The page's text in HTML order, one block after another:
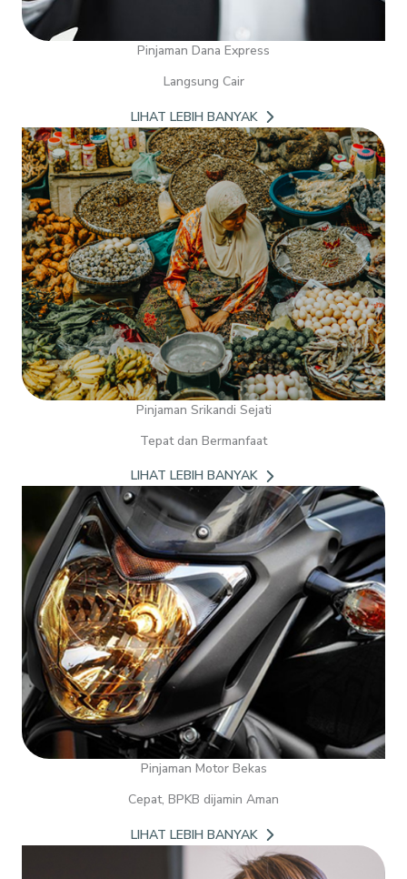
Pinjaman Dana Express
Langsung Cair
LIHAT LEBIH BANYAK
Pinjaman Srikandi Sejati
Tepat dan Bermanfaat
LIHAT LEBIH BANYAK
Pinjaman Motor Bekas
Cepat, BPKB dijamin Aman
LIHAT LEBIH BANYAK